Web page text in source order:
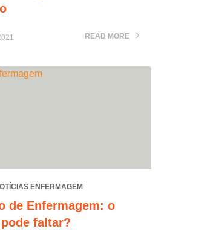
READ MORE
ENFERMAGEM
de Enfermagem: o
faltar?